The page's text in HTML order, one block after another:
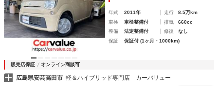
年式 2011年 走行
8.5万km
車検
車検整備付 排気
660cc
整備
法定整備付 修復
なし
保証
保証付 (1ヶ月・1000km)
販売店保証 オンライン商談可
広島県安芸高田市 軽＆ハイブリッド専門店 カーバリュー